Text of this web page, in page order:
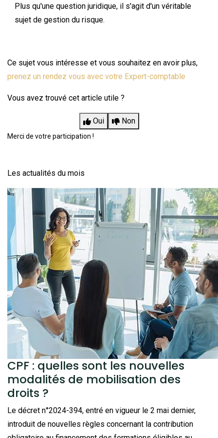
Plus qu'une question juridique, il s'agit d'un véritable
sujet de gestion du risque.
Ce sujet vous intéresse et vous souhaitez en avoir plus,
prenez un rendez vous avec votre Expert-comptable
Vous avez trouvé cet article utile ?
Oui Non
Merci de votre participation !
Les actualités du mois
CPF : quelles sont les nouvelles
modalités de mobilisation des
droits ?
Le décret n°2024-394, entré en vigueur le 2 mai dernier,
introduit de nouvelles règles concernant la contribution